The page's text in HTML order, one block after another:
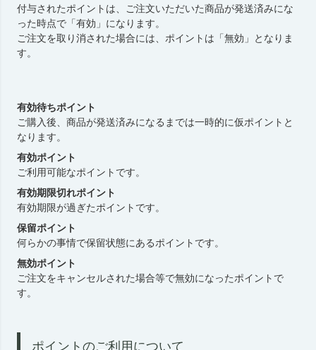
付与されたポイントは、ご注文いただいた商品が発送済みにな
った時点で「有効」になります。
ご注文を取り消された場合には、ポイントは「無効」となりま
す。
有効待ちポイント
ご購入後、商品が発送済みになるまでは一時的に仮ポイントと
なります。
有効ポイント
ご利用可能なポイントです。
有効期限切れポイント
有効期限が過ぎたポイントです。
保留ポイント
何らかの事情で保留状態にあるポイントです。
無効ポイント
ご注文をキャンセルされた場合等で無効になったポイントで
す。
ポイントのご利用について